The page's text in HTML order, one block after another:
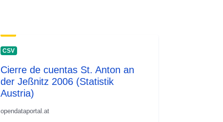
CSV
Cierre de cuentas St. Anton an
der Jeßnitz 2006 (Statistik
Austria)
opendataportal.at